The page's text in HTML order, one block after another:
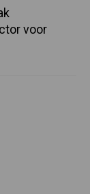
voor